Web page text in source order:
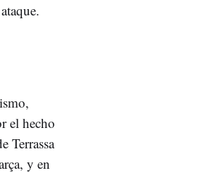
el hecho
Terrassa
y en